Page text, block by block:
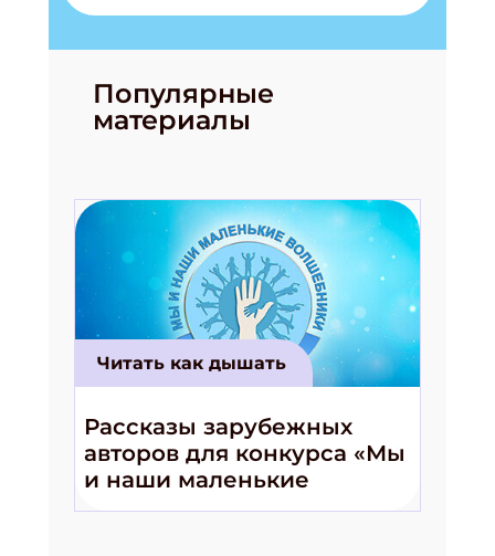
Популярные
материалы
Читать как дышать
Рассказы зарубежных
авторов для конкурса «Мы
и наши маленькие
волшебники!»